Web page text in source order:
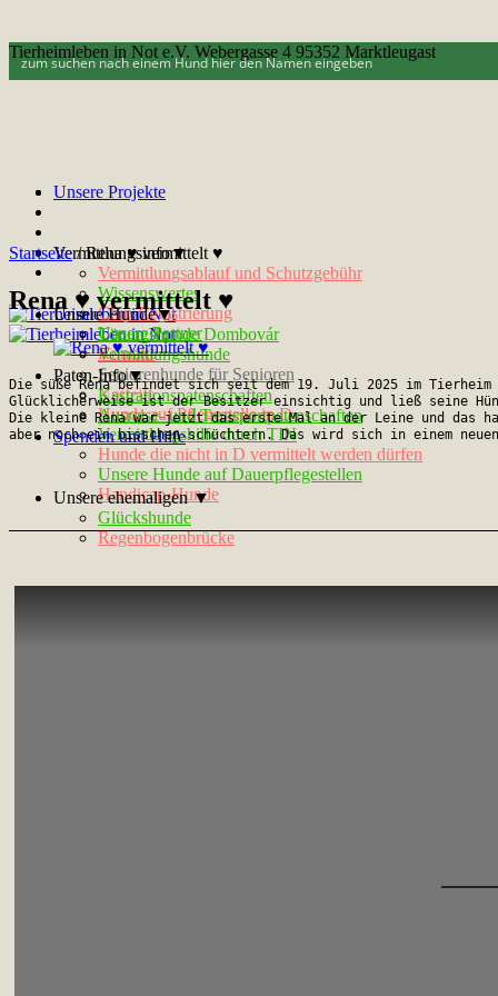
Tierheimleben in Not e.V. Webergasse 4 95352 Marktleugast
Unsere Projekte
Vermittlungsinfo▼
Vermittlungsablauf und Schutzgebühr
Wissenswertes
Chip-Registrierung
Unsere Partner
Kontakt
Unsere Hunde▼
Tötungshunde Dombovár
Vermittlungshunde
Seniorenhunde für Senioren
Notfelle
Hunde auf Pflegestelle in D
Vermittlungshilfe durch TIN
Hunde die nicht in D vermittelt werden dürfen
Unsere Hunde auf Dauerpflegestellen
Handicap-Hunde
Paten-Info▼
Kastrationspatenschaften
Ausreise- und Transportpatenschaften
Spenden und Hilfe
Unsere ehemaligen ▼
Glückshunde
Regenbogenbrücke
Startseite /Rena ♥ vermittelt ♥
Rena ♥ vermittelt ♥
Die süße Rena befindet sich seit dem 19. Juli 2025 im Tierheim
Glücklicherweise ist der Besitzer einsichtig und ließ seine
Die kleine Rena war jetzt das erste Mal an der Leine und das
aber noch ein bisschen schüchtern. Das wird sich in einem